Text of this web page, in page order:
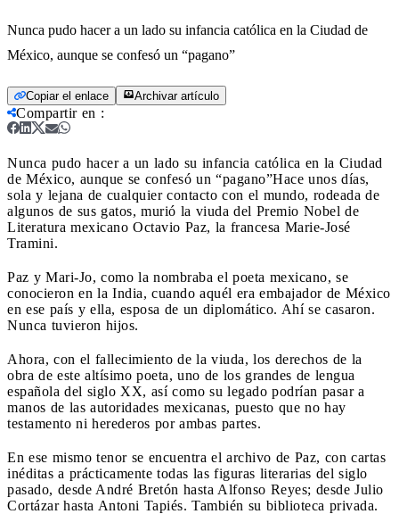
Nunca pudo hacer a un lado su infancia católica en la Ciudad de
México, aunque se confesó un “pagano”
Copiar el enlace Archivar artículo
Compartir en :
Nunca pudo hacer a un lado su infancia católica en la Ciudad
de México, aunque se confesó un “pagano”Hace unos días,
sola y lejana de cualquier contacto con el mundo, rodeada de
algunos de sus gatos, murió la viuda del Premio Nobel de
Literatura mexicano Octavio Paz, la francesa Marie-José
Tramini.
Paz y Mari-Jo, como la nombraba el poeta mexicano, se
conocieron en la India, cuando aquél era embajador de México
en ese país y ella, esposa de un diplomático. Ahí se casaron.
Nunca tuvieron hijos.
Ahora, con el fallecimiento de la viuda, los derechos de la
obra de este altísimo poeta, uno de los grandes de lengua
española del siglo XX, así como su legado podrían pasar a
manos de las autoridades mexicanas, puesto que no hay
testamento ni herederos por ambas partes.
En ese mismo tenor se encuentra el archivo de Paz, con cartas
inéditas a prácticamente todas las figuras literarias del siglo
pasado, desde André Bretón hasta Alfonso Reyes; desde Julio
Cortázar hasta Antoni Tapiés. También su biblioteca privada.